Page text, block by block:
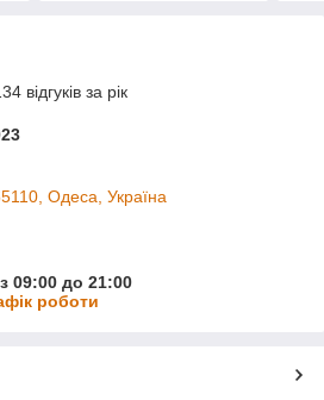
відгуків за рік
Одеса, Україна
09:00 до 21:00
роботи